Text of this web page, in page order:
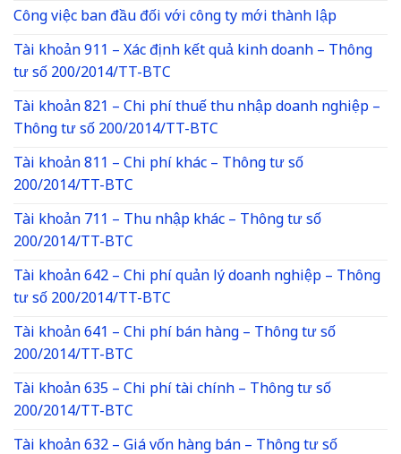
Công việc ban đầu đối với công ty mới thành lập
Tài khoản 911 – Xác định kết quả kinh doanh – Thông
tư số 200/2014/TT-BTC
Tài khoản 821 – Chi phí thuế thu nhập doanh nghiệp –
Thông tư số 200/2014/TT-BTC
Tài khoản 811 – Chi phí khác – Thông tư số
200/2014/TT-BTC
Tài khoản 711 – Thu nhập khác – Thông tư số
200/2014/TT-BTC
Tài khoản 642 – Chi phí quản lý doanh nghiệp – Thông
tư số 200/2014/TT-BTC
Tài khoản 641 – Chi phí bán hàng – Thông tư số
200/2014/TT-BTC
Tài khoản 635 – Chi phí tài chính – Thông tư số
200/2014/TT-BTC
Tài khoản 632 – Giá vốn hàng bán – Thông tư số